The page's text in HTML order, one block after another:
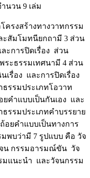
นวน 9 เล่ม
งสร้างทางวาทกรรม
ะสัมโมทนียกถามี 3 ส่วน
ละการปิดเรื่อง ส่วน
ระธรรมเทศนามี 4 ส่วน
เรื่อง และการปิดเรื่อง
รรมประเภทโอวาท
คำแบบเป็นกันเอง และ
รรมประเภทคำบรรยาย
ยคำแบบเป็นทางการ
พบว่ามี 7 รูปแบบ คือ วัจ
น กรรมอารมณ์ขัน วัจ
มแนะนำ และวัจนกรรม